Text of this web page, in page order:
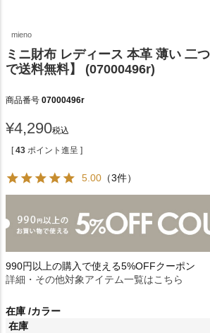
mieno
ミニ財布 レディース 本革 薄い 二
で送料無料】 (07000496r)
商品番号 07000496r
¥4,290税込
[ 43 ポイント進呈 ]
5.00 （3件）
990円以上の購入で使える5%OFFクーポン
詳細・その他対象アイテム一覧はこちら
在庫 カラー
在庫